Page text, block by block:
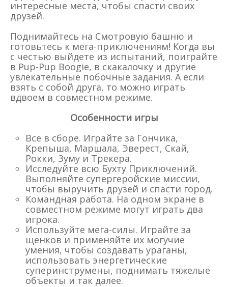
интересные места, чтобы спасти своих
друзей.
Поднимайтесь на Смотровую башню и
готовьтесь к мега-приключениям! Когда вы
с честью выйдете из испытаний, поиграйте
в Pup-Pup Boogie, в скакалочку и другие
увлекательные побочные задания. А если
взять с собой друга, то можно играть
вдвоем в совместном режиме.
Особенности игры
Все в сборе. Играйте за Гончика,
Крепыша, Маршала, Эверест, Скай,
Рокки, Зуму и Трекера.
Исследуйте всю Бухту Приключений.
Выполняйте супергеройские миссии,
чтобы выручить друзей и спасти город.
Командная работа. На одном экране в
совместном режиме могут играть два
игрока.
Используйте мега-силы. Играйте за
щенков и применяйте их могучие
умения, чтобы создавать ураганы,
использовать энергетические
суперинструмены, поднимать тяжелые
объекты и так далее.